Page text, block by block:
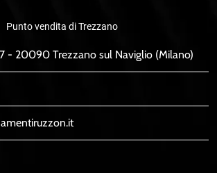
Punto vendita di Trezzano
- 20090 Trezzano sul Naviglio (Milano)